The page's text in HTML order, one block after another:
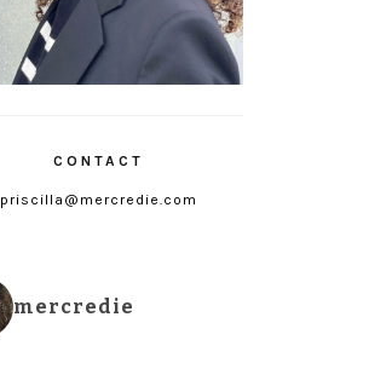
CONTACT
priscilla@mercredie.com
mercredie